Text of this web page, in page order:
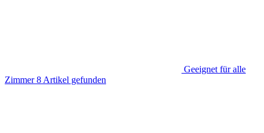
Geeignet für alle
Zimmer 8 Artikel gefunden